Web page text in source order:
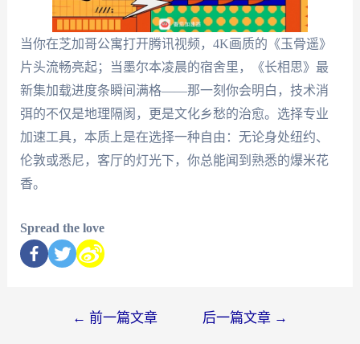
当你在芝加哥公寓打开腾讯视频，4K画质的《玉骨遥》
片头流畅亮起；当墨尔本凌晨的宿舍里，《长相思》最
新集加载进度条瞬间满格——那一刻你会明白，技术消
弭的不仅是地理隔阂，更是文化乡愁的治愈。选择专业
加速工具，本质上是在选择一种自由：无论身处纽约、
伦敦或悉尼，客厅的灯光下，你总能闻到熟悉的爆米花
香。
Spread the love
← 前一篇文章 后一篇文章 →